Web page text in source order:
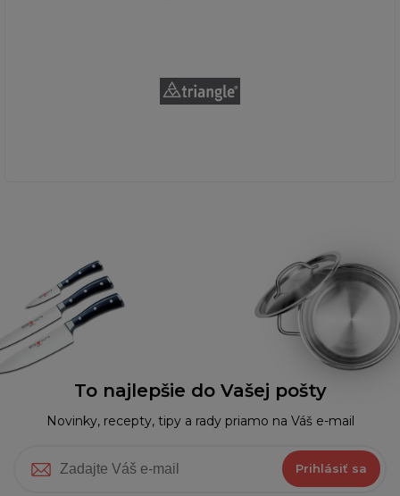
To najlepšie do Vašej pošty
Novinky, recepty, tipy a rady priamo na Váš e-mail
Prihlásiť sa